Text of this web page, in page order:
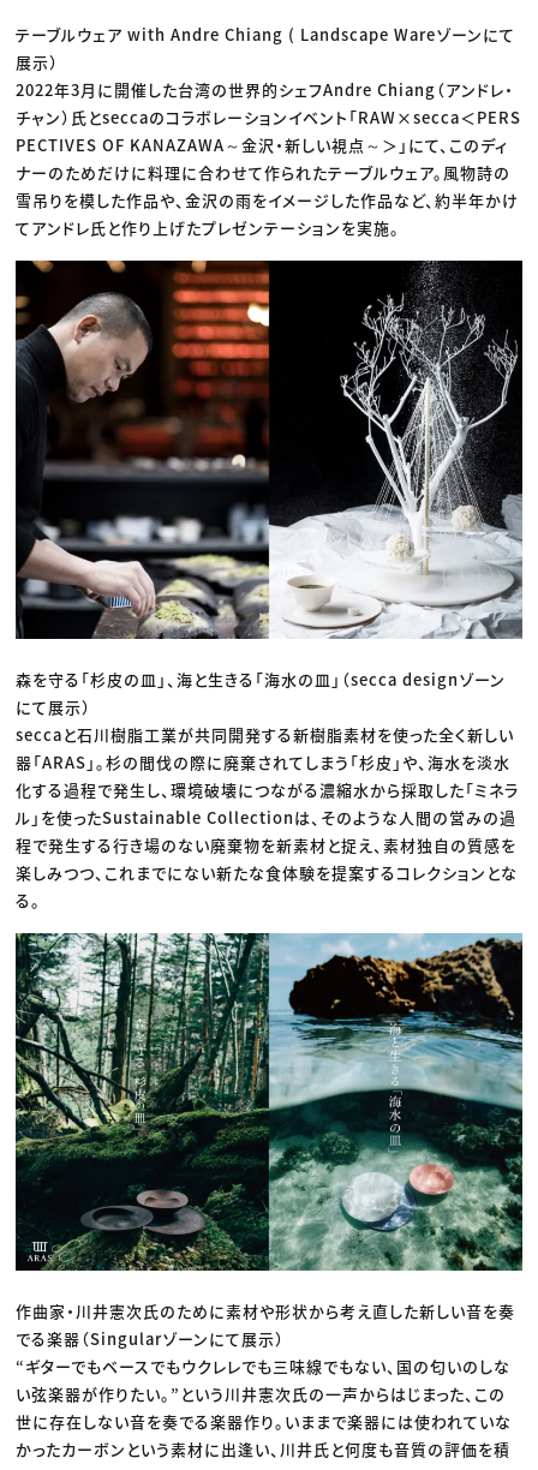
テーブルウェア with Andre Chiang ( Landscape Wareゾーンにて
展示）
2022年3月に開催した台湾の世界的シェフAndre Chiang（アンドレ・
チャン）氏とseccaのコラボレーションイベント「RAW×secca＜PERS
PECTIVES OF KANAZAWA～金沢・新しい視点～＞」にて、このディ
ナーのためだけに料理に合わせて作られたテーブルウェア。風物詩の
雪吊りを模した作品や、金沢の雨をイメージした作品など、約半年かけ
てアンドレ氏と作り上げたプレゼンテーションを実施。
森を守る「杉皮の皿」、海と生きる「海水の皿」（secca designゾーン
にて展示）
seccaと石川樹脂工業が共同開発する新樹脂素材を使った全く新しい
器「ARAS」。杉の間伐の際に廃棄されてしまう「杉皮」や、海水を淡水
化する過程で発生し、環境破壊につながる濃縮水から採取した「ミネラ
ル」を使ったSustainable Collectionは、そのような人間の営みの過
程で発生する行き場のない廃棄物を新素材と捉え、素材独自の質感を
楽しみつつ、これまでにない新たな食体験を提案するコレクションとな
る。
作曲家・川井憲次氏のために素材や形状から考え直した新しい音を奏
でる楽器（Singularゾーンにて展示）
“ギターでもベースでもウクレレでも三味線でもない、国の匂いのしな
い弦楽器が作りたい。”という川井憲次氏の一声からはじまった、この
世に存在しない音を奏でる楽器作り。いままで楽器には使われていな
かったカーボンという素材に出逢い、川井氏と何度も音質の評価を積